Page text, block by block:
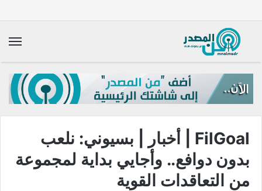
FilGoal | أخبار | بسيوني: نلعب
بدون دوافع.. وأجايي بداية لمجموعة
من التعاقدات القوية